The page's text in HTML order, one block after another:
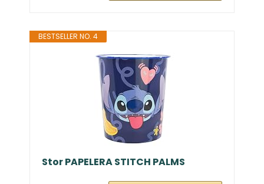
BESTSELLER NO. 4
Stor PAPELERA STITCH PALMS